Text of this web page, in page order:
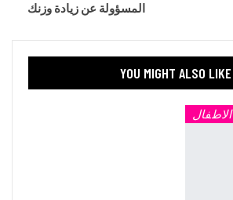
المسؤولة عن زيادة وزنك
YOU MIGHT ALSO LIKE
الاطفال